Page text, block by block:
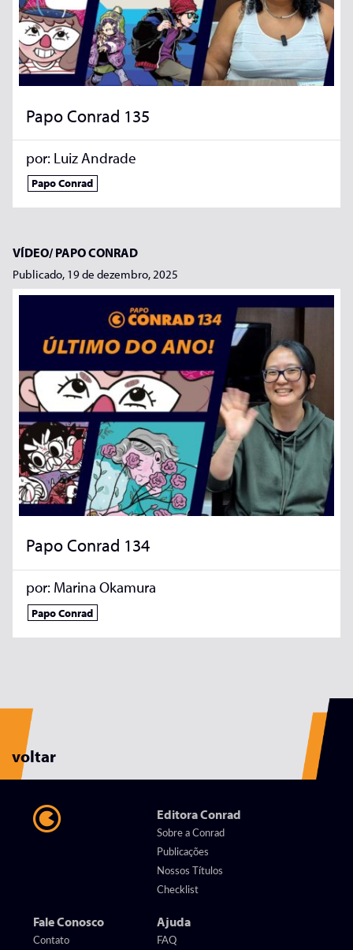
Papo Conrad 135
por: Luiz Andrade
Papo Conrad
VÍDEO/PAPO CONRAD
Publicado, 19 de dezembro, 2025
Papo Conrad 134
por: Marina Okamura
Papo Conrad
voltar
Editora Conrad
Sobre a Conrad
Publicações
Nossos Títulos
Checklist
Fale Conosco
Contato
Ajuda
FAQ